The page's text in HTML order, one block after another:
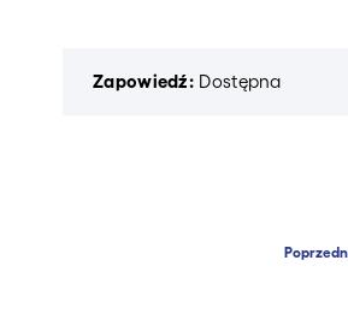
Zapowiedź: Dostępna